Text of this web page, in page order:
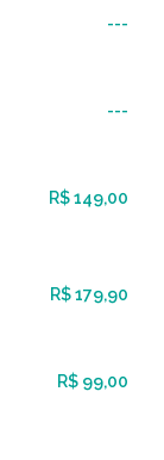
---
---
R$ 149,00
R$ 179,90
R$ 99,00